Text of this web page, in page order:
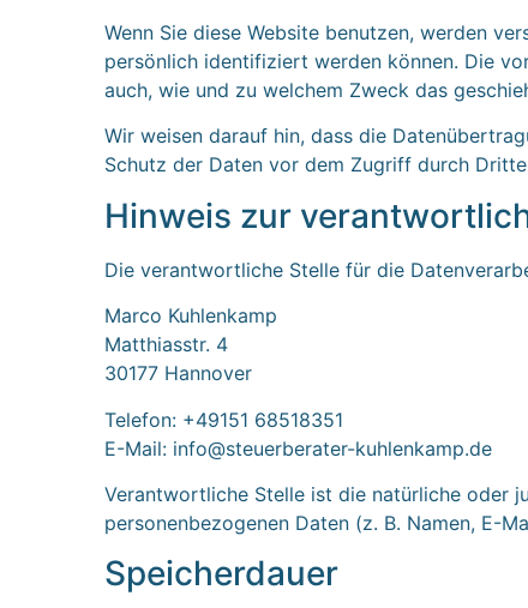
Wenn Sie diese Website benutzen, werden
persönlich identifiziert werden können. Die
auch, wie und zu welchem Zweck das
Wir weisen darauf hin, dass die
Schutz der Daten vor dem Zugriff durch
Hinweis zur
Die verantwortliche Stelle für die
Marco Kuhlenkamp
Matthiasstr. 4
30177 Hannover
Telefon: +49151 68518351
E-Mail: info@steuerberater-kuhlenkamp.de
Verantwortliche Stelle ist die natürliche oder
personenbezogenen Daten (z. B. Namen, E-
Speicherdauer